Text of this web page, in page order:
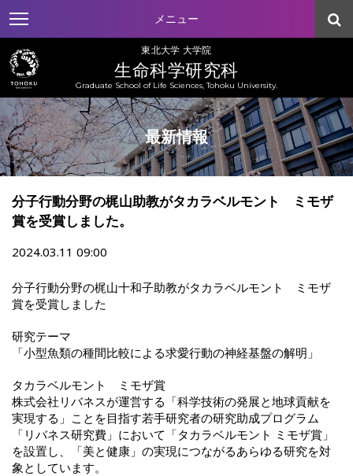
メニュー
東北大学 大学院
生命科学研究科
Graduate School of Life Sciences, Tohoku University.
最新情報
分子行動分野の梶山助教がタカラベルモント ミモザ
賞を受賞しました。
2024.03.11 09:00
分子行動分野の梶山十和子助教がタカラベルモント ミモザ
賞を受賞しました
研究テーマ
「小型魚類の種間比較による求愛行動の神経基盤の解明」
タカラベルモント ミモザ賞
株式会社リバネスが運営する「科学技術の発展と地球貢献を
実現する」ことを目指す若手研究者の研究助成プログラム
「リバネス研究費」において「タカラベルモント ミモザ賞」
を設置し、「美と健康」の実現につながるあらゆる研究を対
象としています。